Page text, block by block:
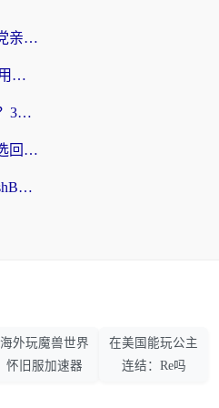
如何翻墙到中国免费？海外党亲测：从踩坑到选对加速器的全攻略
海外党必看：云极和Bling好用吗？3分钟教你选对回国加速器
从澳门用什么VPN访问国内？3个实用标准帮你避开坑，无缝刷剧听歌
穿梭和银河哪个好？海外党选回国加速器的避坑指南，附番茄加速器实测体验
海外党必看：ChickCN和FlashBack好用吗？3招教你选对回国加速器（附云极、HomeCN、斧牛vs艾果对比）
海外玩魔兽世界
怀旧服加速器
在美国能玩公主
连结：Re吗